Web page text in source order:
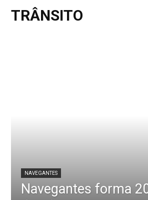
TRÂNSITO
NAVEGANTES
Navegantes forma